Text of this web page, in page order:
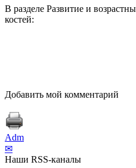
В разделе Развитие и
костей:
Добавить мой комментарий
Adm
✉
Наши RSS-каналы